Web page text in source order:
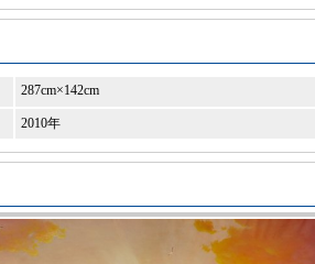
287cm×142cm
2010年